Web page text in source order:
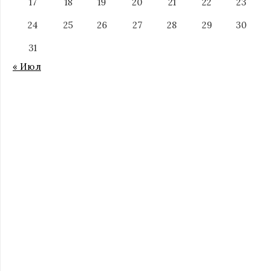
24
25 26 27 28 29
30
31
« Июл